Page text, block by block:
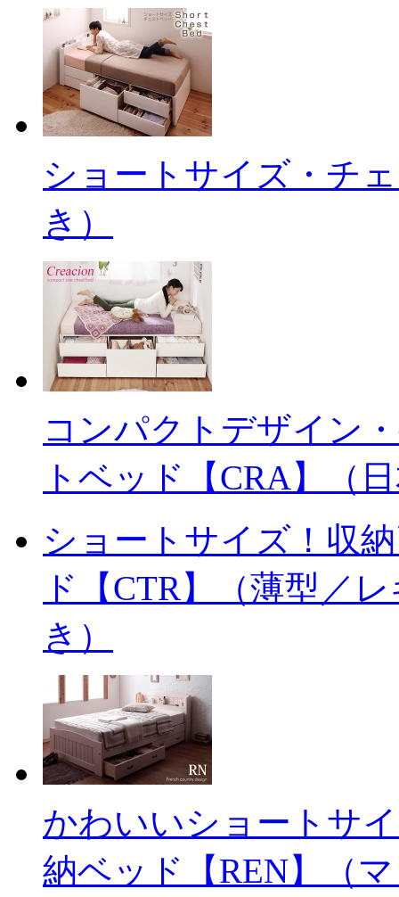
ショートサイズ・チ
き）
コンパクトデザイン
トベッド【CRA】（
ショートサイズ！収
ド【CTR】（薄型／
き）
かわいいショートサ
納ベッド【REN】（